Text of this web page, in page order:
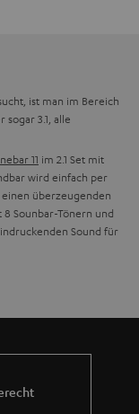
ist man im Bereich
3.1, alle
11 im 2.1 Set mit
wird einfach per
überzeugenden
Sounbar-Tönern und
Sound für
CEC und ARC, Line-